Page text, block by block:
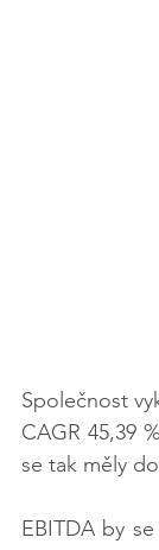
Společnost
CAGR 45,39
se tak měly
EBITDA by